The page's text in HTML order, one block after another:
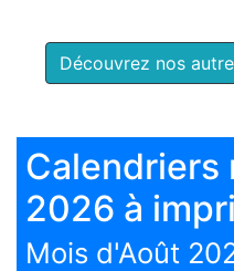
Découvrez nos
Calendriers
2026 à
Mois d'Août